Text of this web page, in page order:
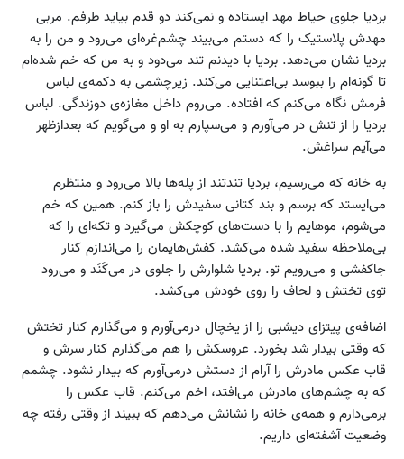
بردیا جلوی حیاط مهد ایستاده و نمی‌کند دو قدم بیاید طرفم. مربی
مهدش پلاستیک را که دستم می‌بیند چشم‌غره‌ای می‌رود و من را به
بردیا نشان می‌دهد. بردیا با دیدنم تند می‌دود و به من که خم شده‌ام
تا گونه‌ام را ببوسد بی‌اعتنایی می‌کند. زیرچشمی به دکمه‌ی لباس
فرمش نگاه می‌کنم که افتاده. می‌روم داخل مغازه‌ی دوزندگی. لباس
بردیا را از تنش در می‌آورم و می‌سپارم به او و می‌گویم که بعدازظهر
می‌آیم سراغش.
به خانه که می‌رسیم، بردیا تند‌تند از پله‌ها بالا می‌رود و منتظرم
می‌ایستد که برسم و بند کتانی سفیدش را باز کنم. همین که خم
می‌شوم، موهایم را با دست‌های کوچکش می‌گیرد و تکه‌ای را که
بی‌ملاحظه سفید شده می‌کشد. کفش‌هایمان را می‌اندازم کنار
جاکفشی و می‌رویم تو. بردیا شلوارش را جلوی در می‌کَنَد و می‌رود
توی تختش و لحاف را روی خودش می‌کشد.
اضافه‌ی پیتزای دیشبی را از یخچال درمی‌آورم و می‌گذارم کنار تختش
که وقتی بیدار شد بخورد. عروسکش را هم می‌گذارم کنار سرش و
قاب عکس مادرش را آرام از دستش درمی‌آورم که بیدار نشود. چشمم
که به چشم‌های مادرش می‌افتد، اخم می‌کنم. قاب عکس را
بر‌می‌دارم و همه‌ی خانه را نشانش می‌دهم که ببیند از وقتی رفته چه
وضعیت آشفته‌ای داریم.